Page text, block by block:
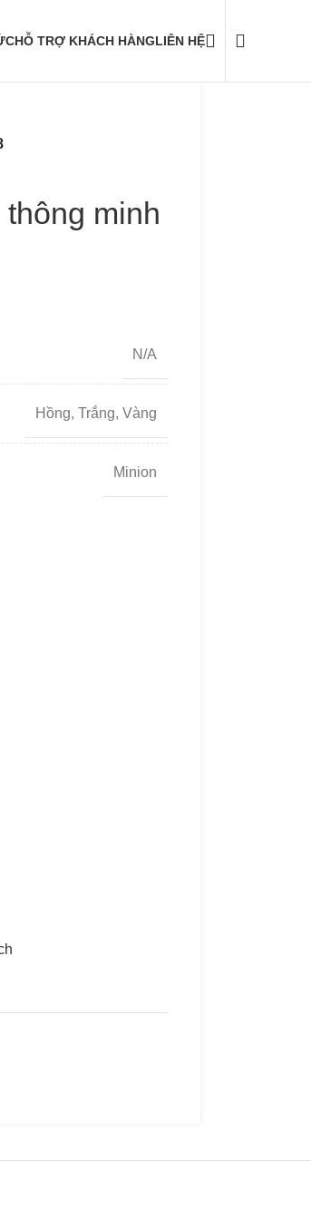
HỖ TRỢ KHÁCH HÀNGLIÊN HỆ
minh
N/A
Hồng, Trắng, Vàng
Minion